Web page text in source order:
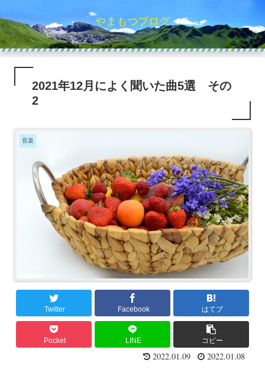
やまもつブログ
2021年12月によく聞いた曲5選 その
2
音楽
Twitter Facebook はてブ
Pocket LINE コピー
2022.01.09 2022.01.08